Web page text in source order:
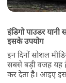
इंडिगो पाउडर यानी
इसके उपयोग
इन दिनों सोशल
सबसे बड़ी वजह यह
कर देता है। आइए